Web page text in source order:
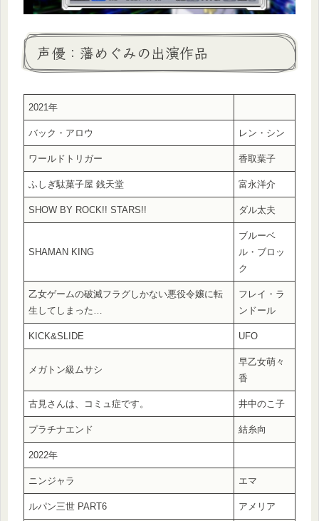
声優：藩めぐみの出演作品
2021年
バック・アロウ レン・シン
ワールドトリガー 香取葉子
ふしぎ駄菓子屋 銭天堂 富永洋介
SHOW BY ROCK!! STARS!! ダル太夫
SHAMAN KING
ブルーベ
ル・ブロッ
ク
乙女ゲームの破滅フラグしかない悪役令嬢に転
生してしまった…
フレイ・ラ
ンドール
KICK&SLIDE UFO
メガトン級ムサシ
早乙女萌々
香
古見さんは、コミュ症です。 井中のこ子
プラチナエンド 結糸向
2022年
ニンジャラ エマ
ルパン三世 PART6 アメリア